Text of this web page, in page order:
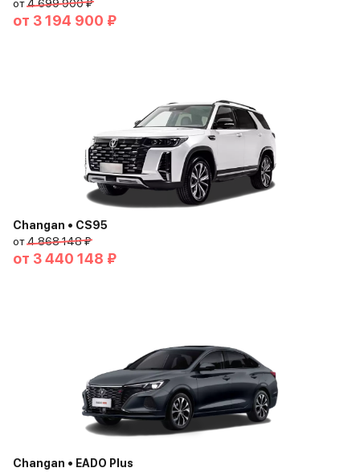
от4 699 900 ₽
от 3 194 900 ₽
Changan • CS95
от4 868 148 ₽
от 3 440 148 ₽
Changan • EADO Plus